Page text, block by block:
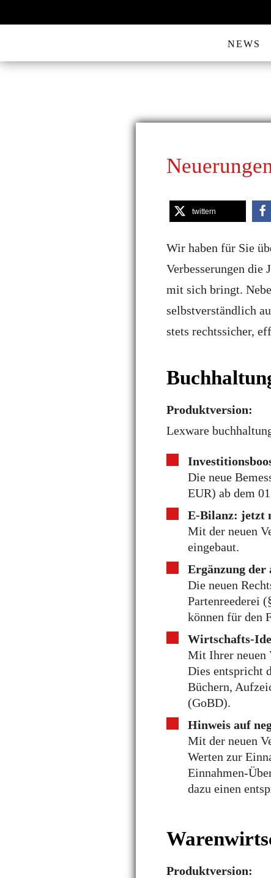
NEWS
twittern
Wir haben für Sie
Verbesserungen die
mit sich bringt.
selbstverständlich
stets rechtssicher,
Produktversion:
Lexware
Die neue
EUR) ab dem
E-Bilanz: jetzt
Mit der neuen
eingebaut.
Ergänzung der
Die neuen
Partenreederei
können für den
Wirtschafts-
Mit Ihrer neuen
Dies entspricht
Büchern,
(GoBD).
Hinweis auf
Mit der neuen
Werten zur
Einnahmen-
dazu einen
Produktversion: